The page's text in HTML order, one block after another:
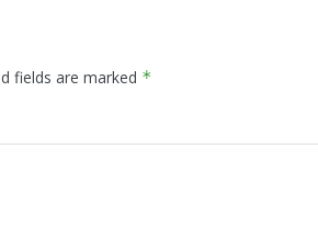
fields are marked *